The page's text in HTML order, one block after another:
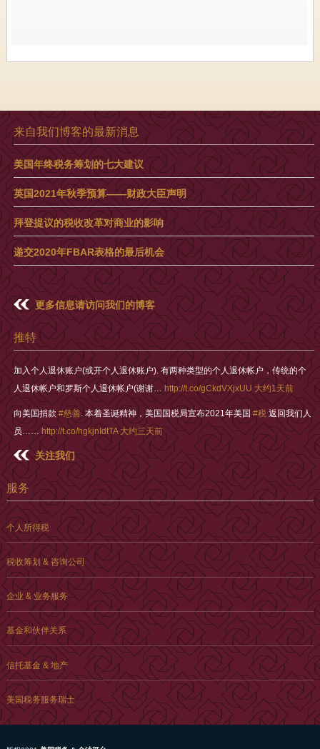
来自我们博客的最新消息
美国年终税务筹划的七大建议
英国2021年秋季预算——财政大臣声明
拜登提议的税收改革对商业的影响
递交2020年FBAR表格的最后机会
更多信息请访问我们的博客
推特
加入个人退休账户(或开个人退休账户). 有两种类型的个人退休帐户，传统的个
人退休帐户和罗斯个人退休帐户(谢谢…http://t.co/gCkdVXjxUU 大约1天前
向美国捐款 #慈善. 本着圣诞精神，美国国税局宣布2021年美国 #税 返回我们人
员…… http://t.co/hgkjnIdtTA 大约三天前
关注我们
服务
个人所得税
税收筹划 & 咨询公司
企业 & 业务服务
基金和伙伴关系
信托基金 & 地产
美国税务服务瑞士